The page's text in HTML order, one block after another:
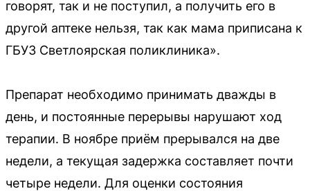
говорят, так и не поступил, а получить его в
другой аптеке нельзя, так как мама приписана к
ГБУЗ Светлоярская поликлиника».
Препарат необходимо принимать дважды в
день, и постоянные перерывы нарушают ход
терапии. В ноябре приём прерывался на две
недели, а текущая задержка составляет почти
четыре недели. Для оценки состояния